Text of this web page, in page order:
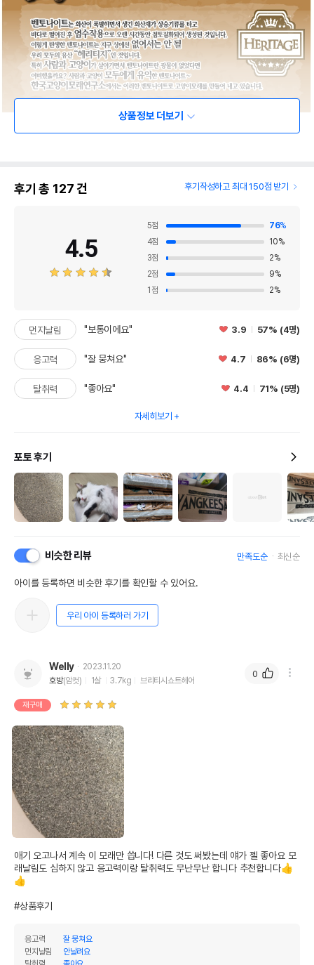
상품정보 더보기
후기 총 127건 후기작성하고 최대 150점 받기
4.5
5점 76%
4점 10%
3점 2%
2점 9%
1 점 2%
먼지날림 "보통이에요" 3.9 57% (4명)
응고력 "잘 뭉쳐요" 4.7 86% (6명)
탈취력 "좋아요" 4.4 71% (5명)
자세히보기
포토 후기
비슷한 리뷰 만족도순 최신순
아이를 등록하면 비슷한 후기를 확인할 수 있어요.
우리 아이 등록하러 가기
Welly
2023.11.20
호방(암컷) 1살 3.7kg 브리티시쇼트헤어
재구매
애기 오고나서 계속 이 모래만 씁니다! 다른 것도 써봤는데 얘가 젤 좋아요 모
래날림도 심하지 않고 응고력이랑 탈취력도 무난무난 합니다 추천합니다👍
👍
#상품후기
응고력
잘 뭉쳐요
먼지날림
안날려요
0